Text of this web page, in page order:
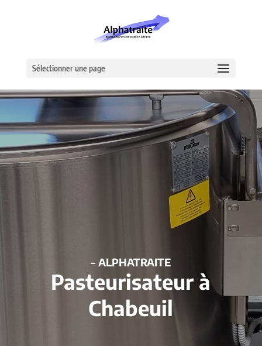
Sélectionner une page
– ALPHATRAITE
Pasteurisateur à
Chabeuil